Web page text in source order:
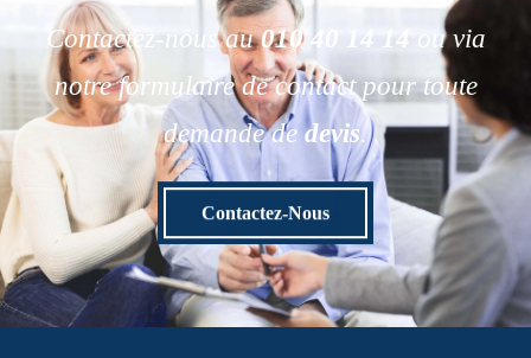
Contactez-nous au010 40 14 14
ou via
notre formulaire de contact pour toute
demande de devis.
Contactez-Nous